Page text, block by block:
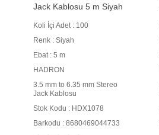
Jack Kablosu 5 m Siyah
Koli İçi Adet : 100
Renk : Siyah
Ebat : 5 m
HADRON
3.5 mm to 6.35 mm Stereo
Jack Kablosu
Stok Kodu : HDX1078
Barkodu : 8680469044733